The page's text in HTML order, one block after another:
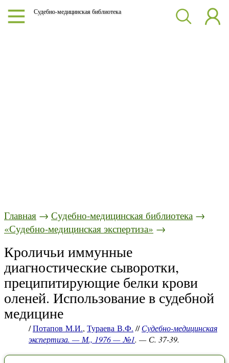
Судебно-медицинская библиотека
Главная → Судебно-медицинская библиотека →
«Судебно-медицинская экспертиза» →
Кроличьи иммунные
диагностические сыворотки,
преципитирующие белки крови
оленей. Использование в судебной
медицине
/Потапов М.И., Тураева В.Ф. //Судебно-медицинская
экспертиза. — М., 1976 — №1. — С. 37-39.